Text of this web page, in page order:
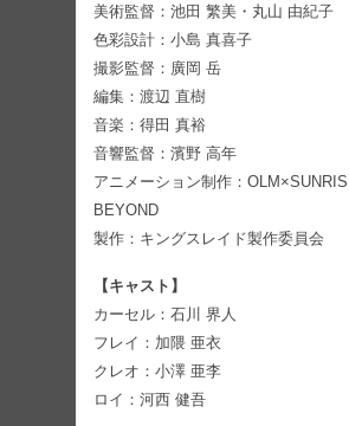
美術監督：池田 繁美・丸山 由紀子
色彩設計：小島 真喜子
撮影監督：廣岡 岳
編集：渡辺 直樹
音楽：得田 真裕
音響監督：濱野 高年
アニメーション制作：
BEYOND
製作：キングスレイド製作委員会
【キャスト】
カーセル：石川 界人
フレイ：加隈 亜衣
クレオ：小澤 亜李
ロイ：河西 健吾